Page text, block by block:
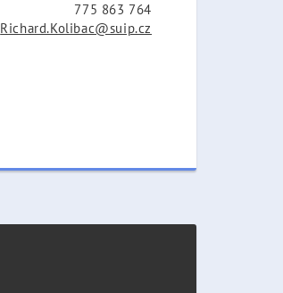
775 863 764
Richard.Kolibac@suip.cz